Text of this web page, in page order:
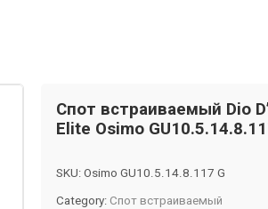
Спот встраиваемый Dio
Elite Osimo
SKU: Osimo GU10.5.14.8.117 G
Category: Спот встраиваемый